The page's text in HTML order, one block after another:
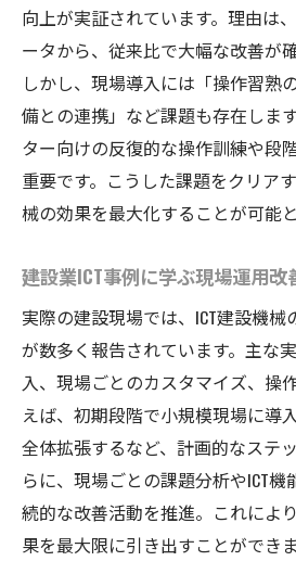
向上が実証されています。理由は
ータから、従来比で大幅な改善が
しかし、現場導入には「操作習熟
備との連携」など課題も存在しま
ター向けの反復的な操作訓練や段
重要です。こうした課題をクリア
械の効果を最大化することが可能と
建設業ICT事例に学ぶ現場運用改
実際の建設現場では、ICT建設機
が数多く報告されています。主な
入、現場ごとのカスタマイズ、操
えば、初期段階で小規模現場に導
全体拡張するなど、計画的なステ
らに、現場ごとの課題分析やICT
続的な改善活動を推進。これによ
果を最大限に引き出すことができま